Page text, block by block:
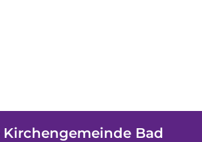
Kirchengemeinde Bad